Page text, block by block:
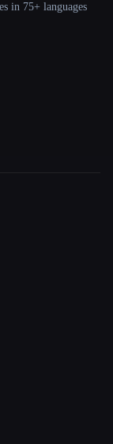
in 75+ languages